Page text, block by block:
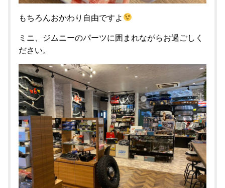
もちろんおかわり自由ですよ
ミニ、ジムニーのパーツに囲まれながらお過ごしく
ださい。